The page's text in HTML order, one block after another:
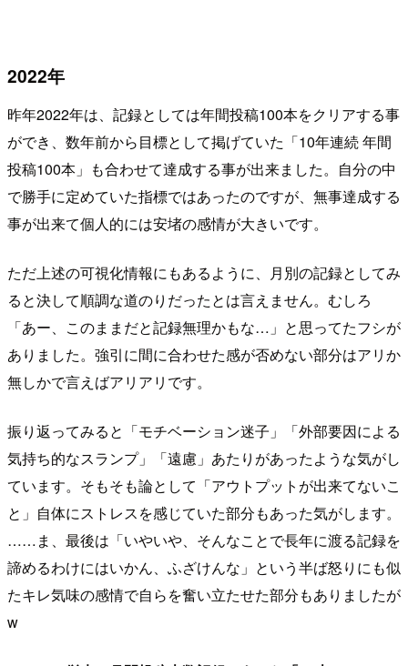
2022年
昨年2022年は、記録としては年間投稿100本をクリアする事
ができ、数年前から目標として掲げていた「10年連続 年間
投稿100本」も合わせて達成する事が出来ました。自分の中
で勝手に定めていた指標ではあったのですが、無事達成する
事が出来て個人的には安堵の感情が大きいです。
ただ上述の可視化情報にもあるように、月別の記録としてみ
ると決して順調な道のりだったとは言えません。むしろ
「あー、このままだと記録無理かもな…」と思ってたフシが
ありました。強引に間に合わせた感が否めない部分はアリか
無しかで言えばアリアリです。
振り返ってみると「モチベーション迷子」「外部要因による
気持ち的なスランプ」「遠慮」あたりがあったような気がし
ています。そもそも論として「アウトプットが出来てないこ
と」自体にストレスを感じていた部分もあった気がします。
……ま、最後は「いやいや、そんなことで長年に渡る記録を
諦めるわけにはいかん、ふざけんな」という半ば怒りにも似
たキレ気味の感情で自らを奮い立たせた部分もありましたが
w